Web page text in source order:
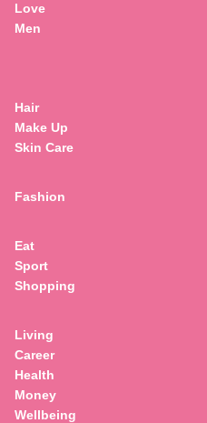
Search
for:
Love
Men
Hair
Make Up
Skin Care
Fashion
Eat
Sport
Shopping
Living
Career
Health
Money
Wellbeing